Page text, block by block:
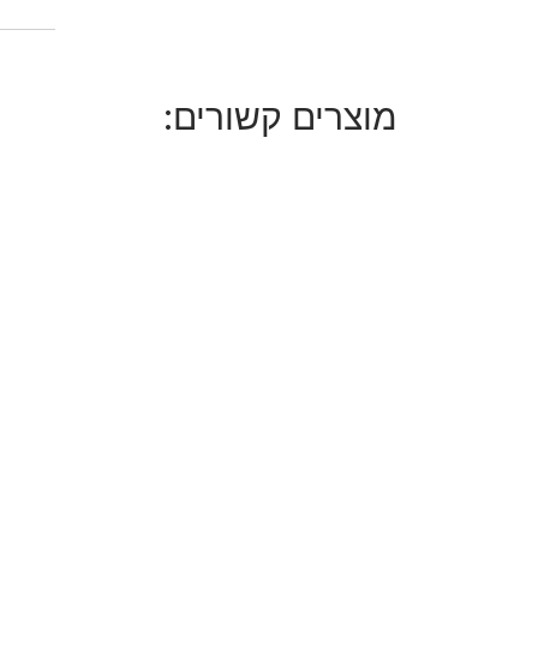
מוצרים קשורים: